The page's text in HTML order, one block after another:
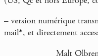
– version numérique
mail*, et directement
Malt